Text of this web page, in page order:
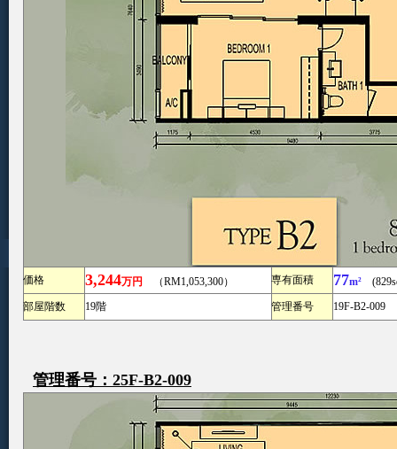
価格 3,244万円 （RM1,053,300） 専有面積 77m²
部屋階数
19階 管理番号 19F-B2-009
管理番号：25F-B2-009